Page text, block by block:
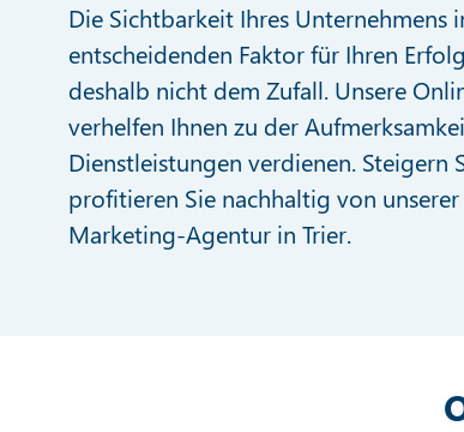
Die Sichtbarkeit Ihres Unternehmens
entscheidenden Faktor für Ihren
deshalb nicht dem Zufall. Unsere
verhelfen Ihnen zu der
Dienstleistungen verdienen. Steigern
profitieren Sie nachhaltig von
Marketing-Agentur in Trier.